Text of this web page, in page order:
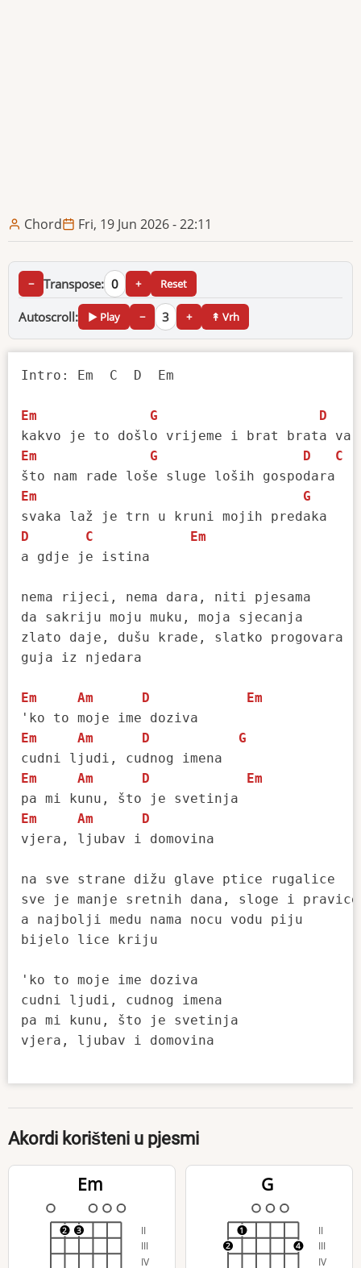
Chord Fri, 19 Jun 2026 - 22:11
− Transpose: 0 + Reset
Autoscroll: ▶ Play − 3 + ↟ Vrh
Intro: Em  C  D  Em
Em G D
Em G D
C
Em
G
D
C
Em
a gdje je istina
nema rijeci, nema dara, niti pjesama
da sakriju moju muku, moja sjecanja
zlato daje, dušu krade, slatko progovara
guja iz njedara
Em Am D
Em
Em
Am D
G
Em
Am D
Em
Em
Am
D
vjera, ljubav i domovina
na sve strane dižu glave ptice rugalice
sve je manje sretnih dana, sloge i pravice
a najbolji medu nama nocu vodu piju
bijelo lice kriju
'ko to moje ime doziva
cudni ljudi, cudnog imena
pa mi kunu, što je svetinja
vjera, ljubav i domovina
Akordi korišteni u pjesmi
Em
II
III
IV
2 3
G
II
III
IV
2
1
4